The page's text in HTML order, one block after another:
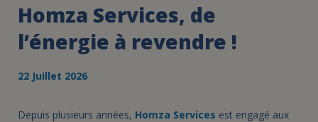
Homza Services, de
l’énergie à revendre !
22 Juillet 2026
Depuis plusieurs années, Homza Services est engagé aux